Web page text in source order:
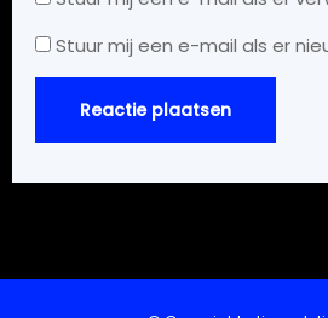
Stuur mij een e-mail als er